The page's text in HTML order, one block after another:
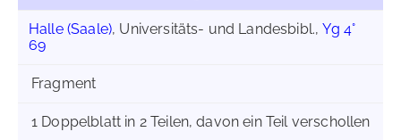
Halle (Saale), Universitäts- und Landesbibl.,Yg 4°
69
Fragment
1 Doppelblatt in 2 Teilen, davon ein Teil verschollen